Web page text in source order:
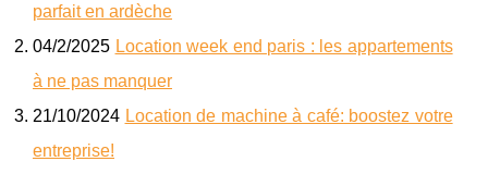
parfait en ardèche
04/2/2025 Location week end paris : les appartements
à ne pas manquer
21/10/2024 Location de machine à café: boostez votre
entreprise!